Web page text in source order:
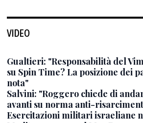
VIDEO
Gualtieri: "Responsabilità del
su Spin Time? La posizione dei
nota"
Salvini: "Roggero chiede di
avanti su norma anti-
Esercitazioni militari israeliane